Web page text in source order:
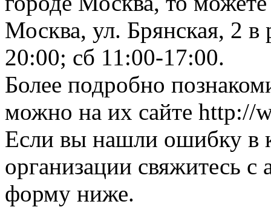
Москва, ул. Брянская, 2
20:00; сб 11:00-17:00.
Более подробно
можно на их сайте http://
Если вы нашли ошибку в
организации свяжитесь
форму ниже.